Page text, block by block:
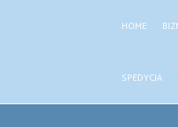
HOME
SPEDYCJA